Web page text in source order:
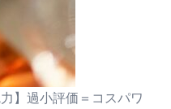
】過小評価＝コスパワ